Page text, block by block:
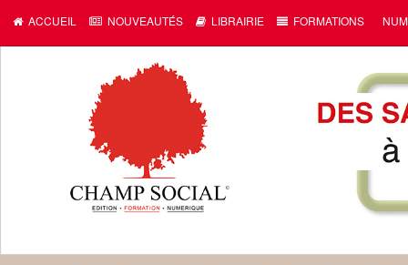
ACCUEIL NOUVEAUTÉS LIBRAIRIE FORMATIONS